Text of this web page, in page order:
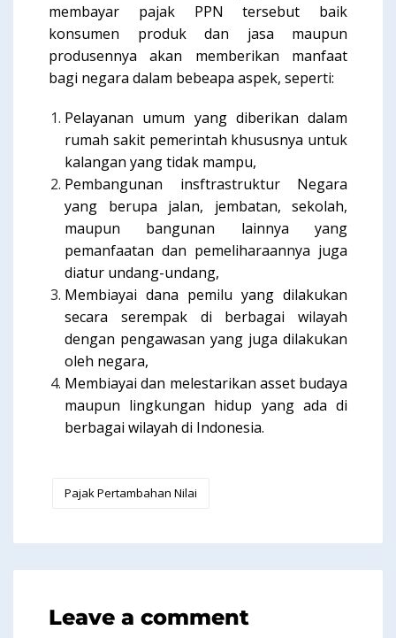
membayar pajak PPN tersebut baik
konsumen produk dan jasa maupun
produsennya akan memberikan manfaat
bagi negara dalam bebeapa aspek, seperti:
Pelayanan umum yang diberikan dalam
rumah sakit pemerintah khususnya untuk
kalangan yang tidak mampu,
Pembangunan insftrastruktur Negara
yang berupa jalan, jembatan, sekolah,
maupun bangunan lainnya yang
pemanfaatan dan pemeliharaannya juga
diatur undang-undang,
Membiayai dana pemilu yang dilakukan
secara serempak di berbagai wilayah
dengan pengawasan yang juga dilakukan
oleh negara,
Membiayai dan melestarikan asset budaya
maupun lingkungan hidup yang ada di
berbagai wilayah di Indonesia.
Pajak Pertambahan Nilai
Leave a comment